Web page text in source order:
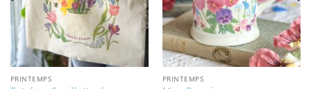
PRINTEMPS PRINTEMPS